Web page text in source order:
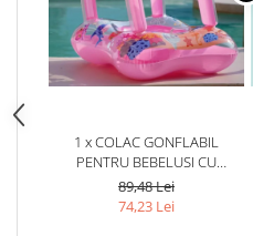
1 x COLAC GONFLABIL
PENTRU BEBELUSI CU
ACOPERIS SI CHILOTEL
89,48 Lei
74,23 Lei